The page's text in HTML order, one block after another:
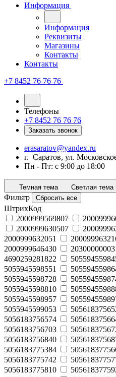
Информация
Информация
Реквизиты
Магазины
Контакты
Контакты
+7 8452 76 76 76
Телефоны
+7 8452 76 76 76
Заказать звонок
erasaratov@yandex.ru
г. Саратов, ул.
Пн - Пт: с 9:00 до 18:00
Темная тема Светлая тема
Фильтр Сбросить все
ШтрихКод
2000999569807
2000999630507
2000999632051
2000999646430
4690259281822
5055945598551
5055945598728
5055945598810
5055945598957
5055945599053
5056183756574
5056183756703
5056183756840
5056183775384
5056183775742
5056183775810